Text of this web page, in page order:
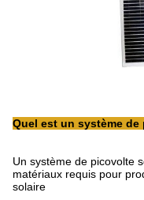
Quel est un système de
Un système de picovolte
matériaux requis pour
solaire